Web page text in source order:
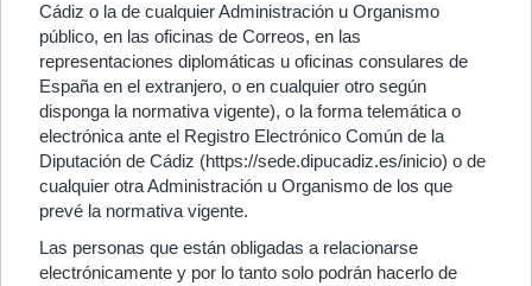
Cádiz o la de cualquier Administración u Organismo
público, en las oficinas de Correos, en las
representaciones diplomáticas u oficinas consulares de
España en el extranjero, o en cualquier otro según
disponga la normativa vigente), o la forma telemática o
electrónica ante el Registro Electrónico Común de la
Diputación de Cádiz (https://sede.dipucadiz.es/inicio) o de
cualquier otra Administración u Organismo de los que
prevé la normativa vigente.
Las personas que están obligadas a relacionarse
electrónicamente y por lo tanto solo podrán hacerlo de